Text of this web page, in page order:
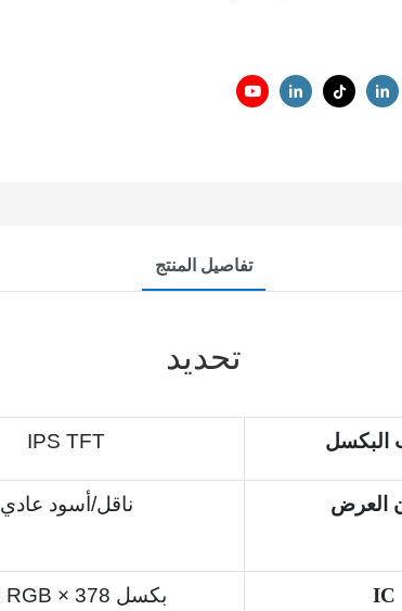
تفاصيل المنتج
تحديد
IPS TFT البكسل
ناقل/أسود عادي العرض
172 RGB × 378 بكسل IC